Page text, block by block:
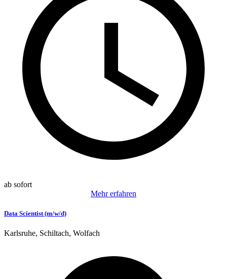
ab sofort
Mehr erfahren
Data Scientist (m/w/d)
Karlsruhe, Schiltach, Wolfach